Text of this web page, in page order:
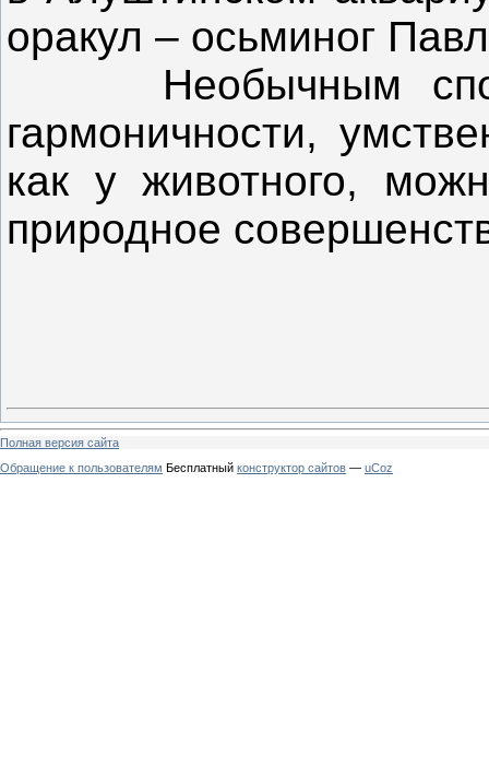
оракул – осьминог
Необычным
гармоничности,
как у животного,
природное
Полная версия сайта
Обращение к пользователям Бесплатный конструктор сайтов — uCoz